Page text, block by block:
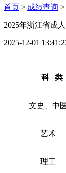
首页 > 成绩查询 >
2025年浙江省成
2025-12-01
科类
文史、中
艺术
理工